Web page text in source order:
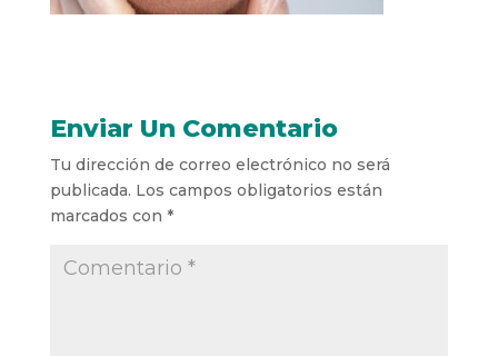
Enviar Un Comentario
Tu dirección de correo electrónico no será
publicada. Los campos obligatorios están
marcados con *